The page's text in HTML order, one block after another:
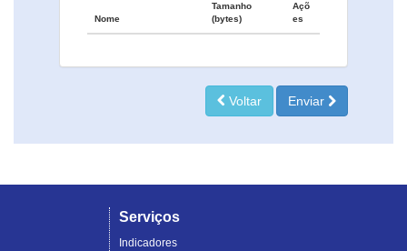
Nome
Tamanho
(bytes)
Açõ
es
Voltar Enviar
Serviços
Indicadores